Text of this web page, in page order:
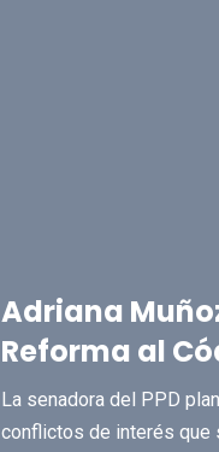
Adriana
Reforma al
La senadora del PPD
conflictos de interés que